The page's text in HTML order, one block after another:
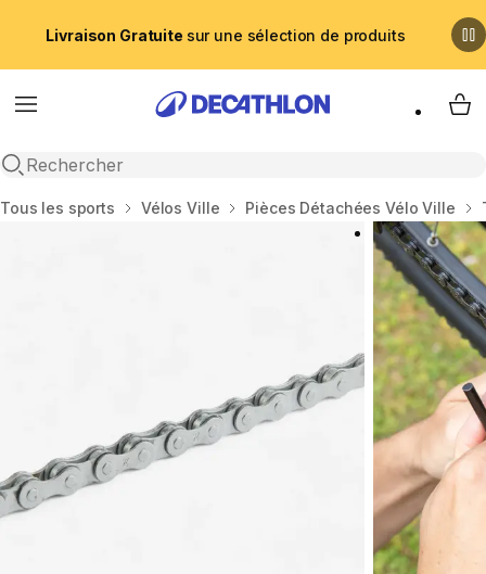
Livraison Gratuite sur une sélection de produits
Menu
Recherche ouverte
My
Accueil
Tous les sports Vélos Ville Pièces Détachées Vélo Ville